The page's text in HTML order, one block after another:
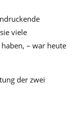
viele
– war heute
der zwei